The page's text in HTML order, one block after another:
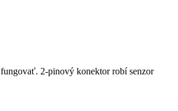
2-pinový konektor robí senzor